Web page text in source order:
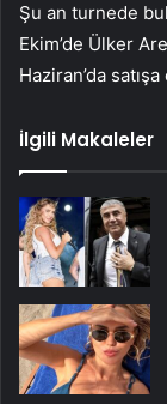
Şu an turnede
Ekim’de Ülker
Haziran’da satışa
İlgili Makaleler